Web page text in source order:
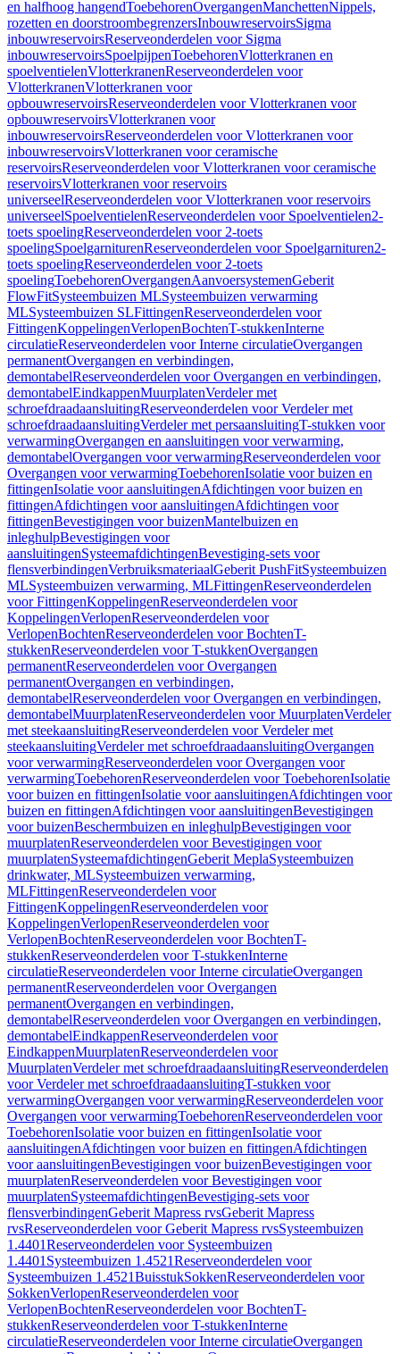
en halfhoog hangendToebehorenOvergangenManchettenNippels,
rozetten en doorstroombegrenzersInbouwreservoirsSigma
inbouwreservoirsReserveonderdelen voor Sigma
inbouwreservoirsSpoelpijpenToebehorenVlotterkranen en
spoelventielenVlotterkranenReserveonderdelen voor
VlotterkranenVlotterkranen voor
opbouwreservoirsReserveonderdelen voor Vlotterkranen voor
opbouwreservoirsVlotterkranen voor
inbouwreservoirsReserveonderdelen voor Vlotterkranen voor
inbouwreservoirsVlotterkranen voor ceramische
reservoirsReserveonderdelen voor Vlotterkranen voor ceramische
reservoirsVlotterkranen voor reservoirs
universeelReserveonderdelen voor Vlotterkranen voor reservoirs
universeelSpoelventielenReserveonderdelen voor Spoelventielen2-
toets spoelingReserveonderdelen voor 2-toets
spoelingSpoelgarniturenReserveonderdelen voor Spoelgarnituren2-
toets spoelingReserveonderdelen voor 2-toets
spoelingToebehorenOvergangenAanvoersystemenGeberit
FlowFitSysteembuizen MLSysteembuizen verwarming
MLSysteembuizen SLFittingenReserveonderdelen voor
FittingenKoppelingenVerlopenBochtenT-stukkenInterne
circulatieReserveonderdelen voor Interne circulatieOvergangen
permanentOvergangen en verbindingen,
demontabelReserveonderdelen voor Overgangen en verbindingen,
demontabelEindkappenMuurplatenVerdeler met
schroefdraadaansluitingReserveonderdelen voor Verdeler met
schroefdraadaansluitingVerdeler met persaansluitingT-stukken voor
verwarmingOvergangen en aansluitingen voor verwarming,
demontabelOvergangen voor verwarmingReserveonderdelen voor
Overgangen voor verwarmingToebehorenIsolatie voor buizen en
fittingenIsolatie voor aansluitingenAfdichtingen voor buizen en
fittingenAfdichtingen voor aansluitingenAfdichtingen voor
fittingenBevestigingen voor buizenMantelbuizen en
inleghulpBevestigingen voor
aansluitingenSysteemafdichtingenBevestiging-sets voor
flensverbindingenVerbruiksmateriaalGeberit PushFitSysteembuizen
MLSysteembuizen verwarming, MLFittingenReserveonderdelen
voor FittingenKoppelingenReserveonderdelen voor
KoppelingenVerlopenReserveonderdelen voor
VerlopenBochtenReserveonderdelen voor BochtenT-
stukkenReserveonderdelen voor T-stukkenOvergangen
permanentReserveonderdelen voor Overgangen
permanentOvergangen en verbindingen,
demontabelReserveonderdelen voor Overgangen en verbindingen,
demontabelMuurplatenReserveonderdelen voor MuurplatenVerdeler
met steekaansluitingReserveonderdelen voor Verdeler met
steekaansluitingVerdeler met schroefdraadaansluitingOvergangen
voor verwarmingReserveonderdelen voor Overgangen voor
verwarmingToebehorenReserveonderdelen voor ToebehorenIsolatie
voor buizen en fittingenIsolatie voor aansluitingenAfdichtingen voor
buizen en fittingenAfdichtingen voor aansluitingenBevestigingen
voor buizenBeschermbuizen en inleghulpBevestigingen voor
muurplatenReserveonderdelen voor Bevestigingen voor
muurplatenSysteemafdichtingenGeberit MeplaSysteembuizen
drinkwater, MLSysteembuizen verwarming,
MLFittingenReserveonderdelen voor
FittingenKoppelingenReserveonderdelen voor
KoppelingenVerlopenReserveonderdelen voor
VerlopenBochtenReserveonderdelen voor BochtenT-
stukkenReserveonderdelen voor T-stukkenInterne
circulatieReserveonderdelen voor Interne circulatieOvergangen
permanentReserveonderdelen voor Overgangen
permanentOvergangen en verbindingen,
demontabelReserveonderdelen voor Overgangen en verbindingen,
demontabelEindkappenReserveonderdelen voor
EindkappenMuurplatenReserveonderdelen voor
MuurplatenVerdeler met schroefdraadaansluitingReserveonderdelen
voor Verdeler met schroefdraadaansluitingT-stukken voor
verwarmingOvergangen voor verwarmingReserveonderdelen voor
Overgangen voor verwarmingToebehorenReserveonderdelen voor
ToebehorenIsolatie voor buizen en fittingenIsolatie voor
aansluitingenAfdichtingen voor buizen en fittingenAfdichtingen
voor aansluitingenBevestigingen voor buizenBevestigingen voor
muurplatenReserveonderdelen voor Bevestigingen voor
muurplatenSysteemafdichtingenBevestiging-sets voor
flensverbindingenGeberit Mapress rvsGeberit Mapress
rvsReserveonderdelen voor Geberit Mapress rvsSysteembuizen
1.4401Reserveonderdelen voor Systeembuizen
1.4401 Systeembuizen 1.4521Reserveonderdelen voor
Systeembuizen 1.4521BuisstukSokkenReserveonderdelen voor
SokkenVerlopenReserveonderdelen voor
VerlopenBochtenReserveonderdelen voor BochtenT-
stukkenReserveonderdelen voor T-stukkenInterne
circulatieReserveonderdelen voor Interne circulatieOvergangen